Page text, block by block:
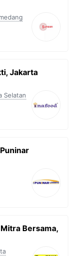
Jakarta
Selatan
Bersama,